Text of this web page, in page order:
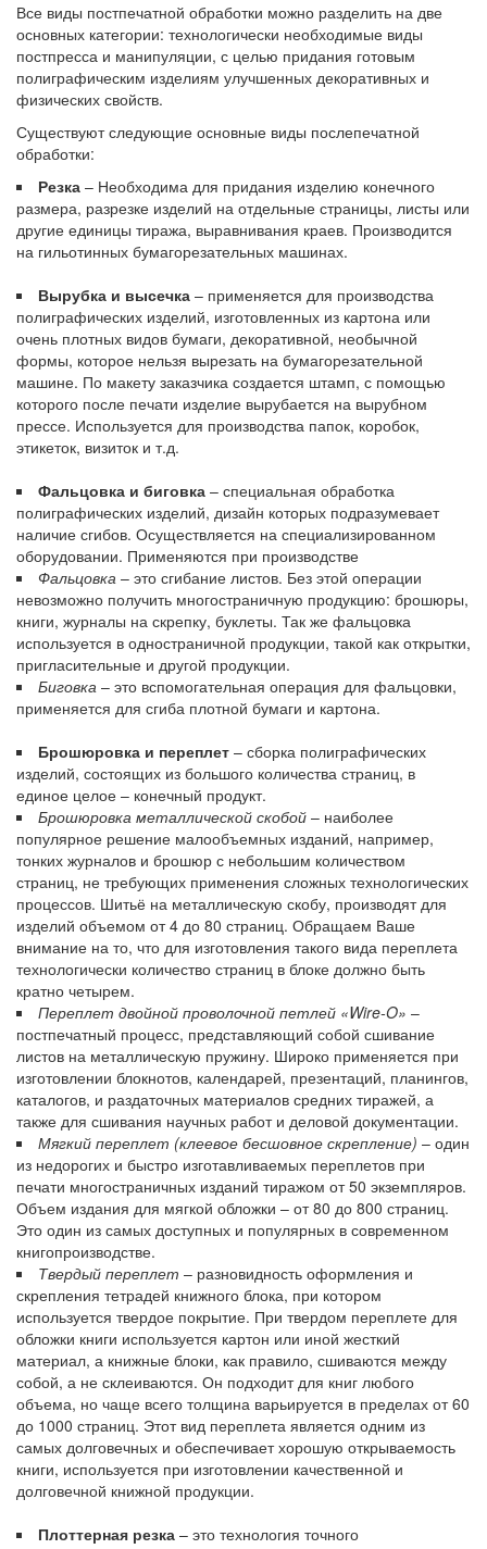
Все виды постпечатной обработки можно разделить на две
основных категории: технологически необходимые виды
постпресса и манипуляции, с целью придания готовым
полиграфическим изделиям улучшенных декоративных и
физических свойств.
Существуют следующие основные виды послепечатной
обработки:
Резка – Необходима для придания изделию конечного
размера, разрезке изделий на отдельные страницы, листы или
другие единицы тиража, выравнивания краев. Производится
на гильотинных бумагорезательных машинах.
Вырубка и высечка – применяется для производства
полиграфических изделий, изготовленных из картона или
очень плотных видов бумаги, декоративной, необычной
формы, которое нельзя вырезать на бумагорезательной
машине. По макету заказчика создается штамп, с помощью
которого после печати изделие вырубается на вырубном
прессе. Используется для производства папок, коробок,
этикеток, визиток и т.д.
Фальцовка и биговка – специальная обработка
полиграфических изделий, дизайн которых подразумевает
наличие сгибов. Осуществляется на специализированном
оборудовании. Применяются при производстве
Фальцовка – это сгибание листов. Без этой операции
невозможно получить многостраничную продукцию: брошюры,
книги, журналы на скрепку, буклеты. Так же фальцовка
используется в одностраничной продукции, такой как открытки,
пригласительные и другой продукции.
Биговка – это вспомогательная операция для фальцовки,
применяется для сгиба плотной бумаги и картона.
Брошюровка и переплет – сборка полиграфических
изделий, состоящих из большого количества страниц, в
единое целое – конечный продукт.
Брошюровка металлической скобой – наиболее
популярное решение малообъемных изданий, например,
тонких журналов и брошюр с небольшим количеством
страниц, не требующих применения сложных технологических
процессов. Шитьё на металлическую скобу, производят для
изделий объемом от 4 до 80 страниц. Обращаем Ваше
внимание на то, что для изготовления такого вида переплета
технологически количество страниц в блоке должно быть
кратно четырем.
Переплет двойной проволочной петлей «Wire-O» –
постпечатный процесс, представляющий собой сшивание
листов на металлическую пружину. Широко применяется при
изготовлении блокнотов, календарей, презентаций, планингов,
каталогов, и раздаточных материалов средних тиражей, а
также для сшивания научных работ и деловой документации.
Мягкий переплет (клеевое бесшовное скрепление) – один
из недорогих и быстро изготавливаемых переплетов при
печати многостраничных изданий тиражом от 50 экземпляров.
Объем издания для мягкой обложки – от 80 до 800 страниц.
Это один из самых доступных и популярных в современном
книгопроизводстве.
Твердый переплет – разновидность оформления и
скрепления тетрадей книжного блока, при котором
используется твердое покрытие. При твердом переплете для
обложки книги используется картон или иной жесткий
материал, а книжные блоки, как правило, сшиваются между
собой, а не склеиваются. Он подходит для книг любого
объема, но чаще всего толщина варьируется в пределах от 60
до 1000 страниц. Этот вид переплета является одним из
самых долговечных и обеспечивает хорошую открываемость
книги, используется при изготовлении качественной и
долговечной книжной продукции.
Плоттерная резка – это технология точного